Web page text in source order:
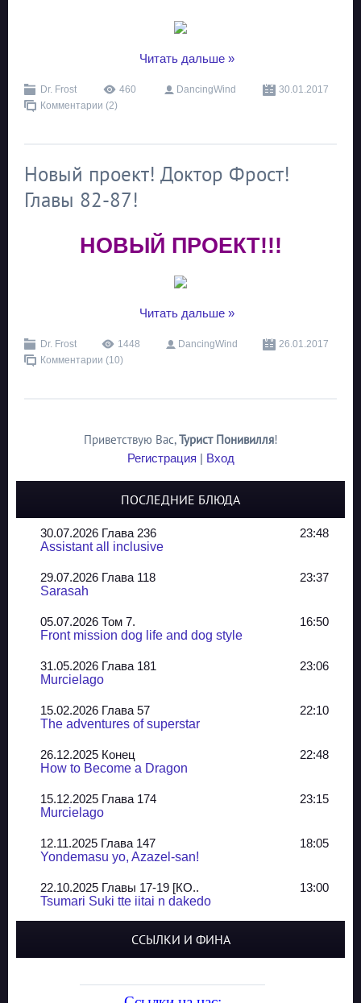
Читать дальше »
Dr. Frost 460 DancingWind
30.01.2017
Комментарии (2)
Новый проект! Доктор Фрост!
Главы 82-87!
НОВЫЙ ПРОЕКТ!!!
Читать дальше »
Dr. Frost 1448 DancingWind
26.01.2017
Комментарии (10)
Приветствую Вас,Турист Понивилля!
Регистрация | Вход
ПОСЛЕДНИЕ БЛЮДА
30.07.2026 Глава 236
23:48
Assistant all inclusive
29.07.2026 Глава 118
23:37
Sarasah
05.07.2026 Том 7.
16:50
Front mission dog life and dog style
31.05.2026 Глава 181
23:06
Murcielago
15.02.2026 Глава 57
22:10
The adventures of superstar
26.12.2025 Конец
22:48
How to Become a Dragon
15.12.2025 Глава 174
23:15
Murcielago
12.11.2025 Глава 147
18:05
Yondemasu yo, Azazel-san!
22.10.2025 Главы 17-19 [КО..
13:00
Tsumari Suki tte iitai n dakedo
Yozakura Shijuusou
ССЫЛКИ И ФИНА